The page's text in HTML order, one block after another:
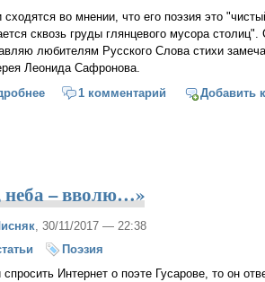
сходятся во мнении, что его поэзия это
сквозь груды глянцевого мусора
любителям Русского Слова стихи
Леонида Сафронова.
о «Время страсти перетопит…»
1 комментарий Добавить
– вволю…»
, 30/11/2017 — 22:38
Поэзия
спросить Интернет о поэте Гусарове, то он